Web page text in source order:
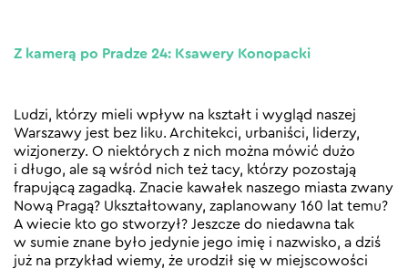
Z kamerą po Pradze 24: Ksawery Konopacki
Ludzi, którzy mieli wpływ na kształt i wygląd naszej
Warszawy jest bez liku. Architekci, urbaniści, liderzy,
wizjonerzy. O niektórych z nich można mówić dużo
i długo, ale są wśród nich też tacy, którzy pozostają
frapującą zagadką. Znacie kawałek naszego miasta zwany
Nową Pragą? Ukształtowany, zaplanowany 160 lat temu?
A wiecie kto go stworzył? Jeszcze do niedawna tak
w sumie znane było jedynie jego imię i nazwisko, a dziś
już na przykład wiemy, że urodził się w miejscowości